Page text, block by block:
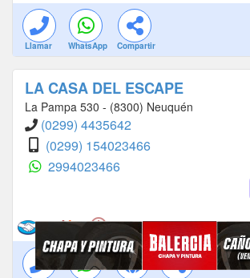
Llamar WhatsApp Compartir
LA CASA DEL ESCAPE
La Pampa 530 - (8300) Neuquén
(0299) 4435642
(0299) 154023466
2994023466
| | Cerrado